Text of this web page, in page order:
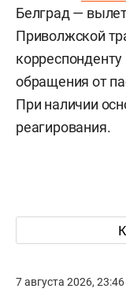
Белград —
Приволжской
обращения от
При наличии
реагирования.
7 августа 2026, 23:46